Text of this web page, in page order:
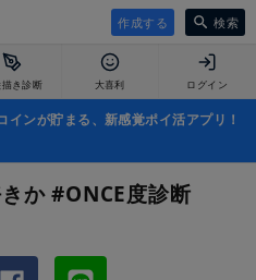
作成する 検索
描き診断 大喜利 ログイン
ンが貯まる、新感覚ポイ活アプリ！
か #ONCE度診断